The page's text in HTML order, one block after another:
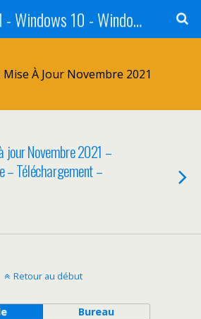
Windows 11 - Windows 10 - Windows 8 - Windows 7 - VISTA
À Jour Novembre 2021
jour Novembre 2021 –
– Téléchargement –
Retour au début
Bureau